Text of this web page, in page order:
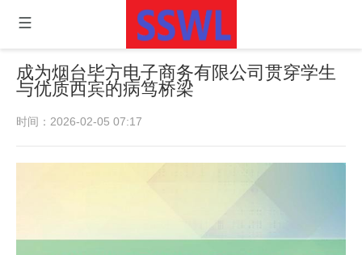
成为烟台毕方电子商务有限公司贯穿学生
与优质西宾的病笃桥梁
时间：2026-02-05 07:17